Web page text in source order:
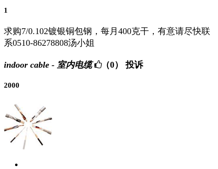
1
求购7/0.102镀银铜包钢，每月400克干，有意请尽快联
系0510-86278808汤小姐
indoor cable - 室内电缆 （0） 投诉
2000